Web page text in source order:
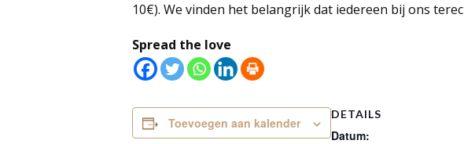
10€). We vinden het belangrijk dat iedereen bij ons
Spread the love
Toevoegen aan kalender
DETAILS
Datum: